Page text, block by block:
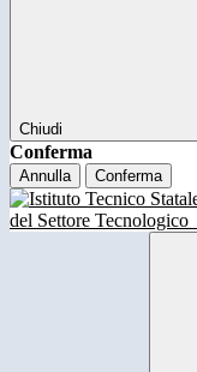
Chiudi
Conferma
Annulla Conferma
del Settore Tecnologico